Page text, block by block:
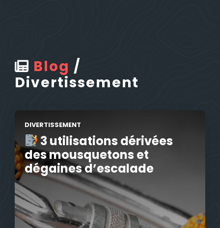
Blog /
Divertissement
DIVERTISSEMENT
3 utilisations dérivées
des mousquetons et
dégaines d’escalade